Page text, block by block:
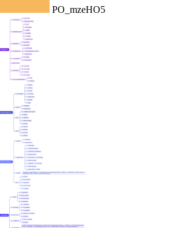
PO_mzeHO5